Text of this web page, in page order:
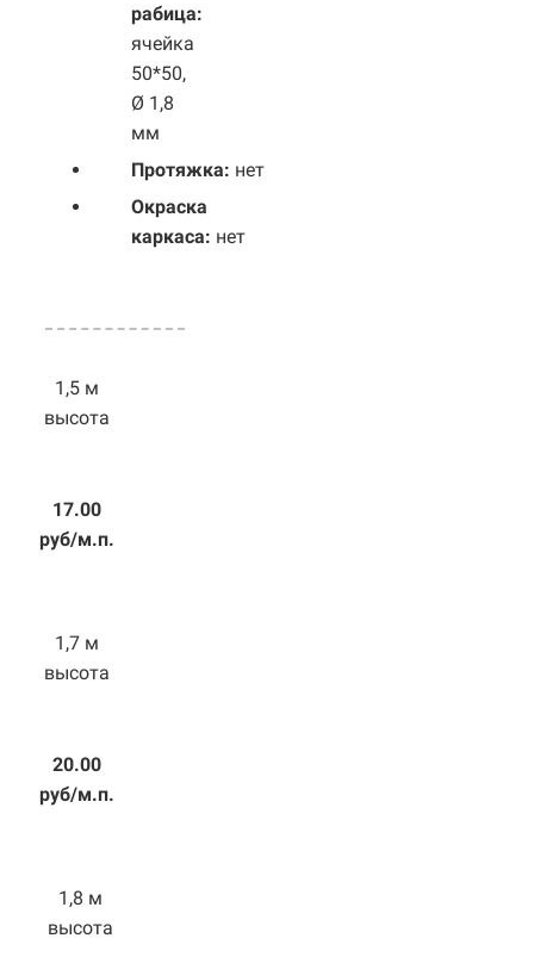
рабица:
ячейка
50*50,
Ø 1,8
мм
Протяжка: нет
Окраска
каркаса: нет
1,5 м
высота
17.00
руб/м.п.
1,7 м
высота
20.00
руб/м.п.
1,8 м
высота